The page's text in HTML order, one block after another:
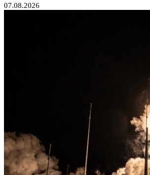
07.08.2026